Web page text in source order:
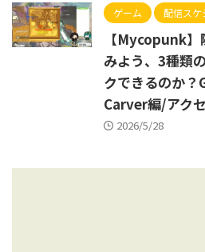
ゲーム 配信スケ
【Mycopunk
みよう、3種類
クできるのか
Carver編/アク
2026/5/28